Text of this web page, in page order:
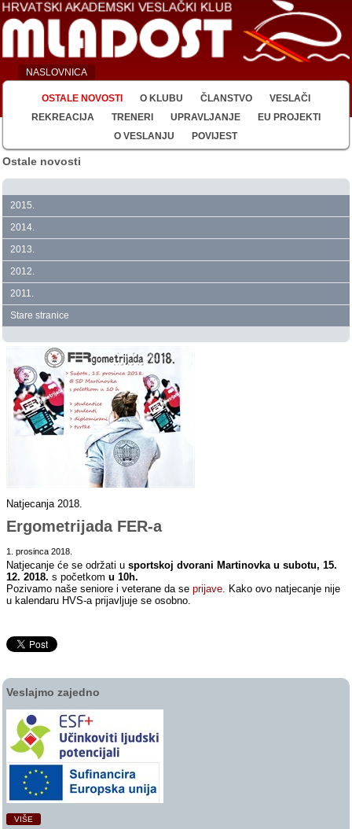
NASLOVNICA
OSTALE NOVOSTI O KLUBU ČLANSTVO
VESLAČI
REKREACIJA
TRENERI UPRAVLJANJE
EU PROJEKTI
O VESLANJU
POVIJEST
Ostale novosti
2015.
2014.
2013.
2012.
2011.
Stare stranice
Natjecanja 2018.
Ergometrijada FER-a
1. prosinca 2018.
Natjecanje će se održati usportskoj dvorani Martinovka u subotu, 15.
12. 2018. s početkomu 10h.
Pozivamo naše seniore i veterane da seprijave. Kako ovo natjecanje nije
u kalendaru HVS-a prijavljuje se osobno.
Veslajmo zajedno
VIŠE